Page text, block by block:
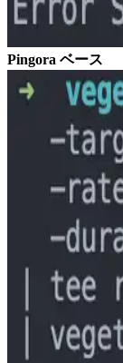
Pingora ベース